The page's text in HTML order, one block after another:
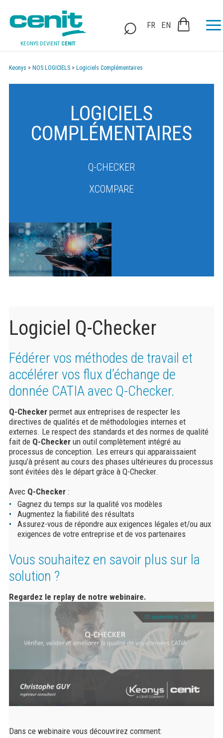
KEONYS DEVIENT CENIT
FR EN
Keonys > NOS LOGICIELS> Logiciels Complémentaires
LOGICIELS
COMPLÉMENTAIRES
Q-CHECKER
XCOMPARE
Logiciel Q-Checker
Fédérer vos méthodes de travail et
accélérer vos flux d’échange de
donnée CATIA avec Q-Checker.
Q-Checkerpermet aux entreprises de respecter les
directives de qualités et de méthodologies internes et
externes. Le respect des standards et des normes de qualité
fait de Q-Checkerun outil complètement intégré au
processus de conception. Les erreurs qui apparaissaient
jusqu’à présent au cours des phases ultérieures du processus
sont évitées dès le départ grâce à Q-Checker.
Avec Q-Checker:
Gagnez du temps sur la qualité vos modèles
Augmentez la fiabilité des résultats
Assurez-vous de répondre aux exigences légales et/ou aux
exigences de votre entreprise et de vos partenaires
Vous souhaitez en savoir plus sur la
solution ?
Regardez le replay de notre webinaire.
Dans ce webinaire vous découvrirez comment: